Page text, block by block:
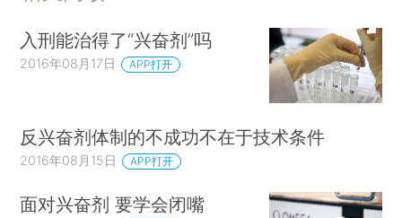
入刑能治得了“兴奋剂”吗
2016年08月17日 APP打开
反兴奋剂体制的不成功不在于技术条件
2016年08月15日 APP打开
面对兴奋剂 要学会闭嘴